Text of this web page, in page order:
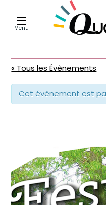
Menu
« Tous les Évènements
Cet évènement est